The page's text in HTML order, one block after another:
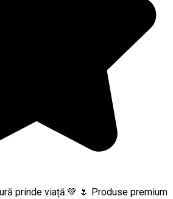
prinde viață.💚 🌷 Produse premium